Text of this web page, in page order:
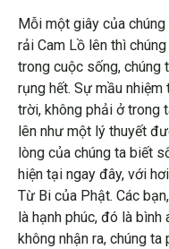
Mỗi một giây của
rải Cam Lồ lên thì
trong cuộc sống, chúng
rụng hết. Sự mầu
trời, không phải ở trong
lên như một lý thuyết
lòng của chúng ta biết
hiện tại ngay đây, với
Từ Bi của Phật. Các
là hạnh phúc, đó là bình
không nhận ra, chúng